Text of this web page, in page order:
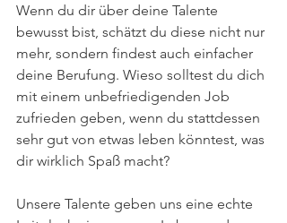
Wenn du dir über deine Talente
bewusst bist, schätzt du diese nicht nur
mehr, sondern findest auch einfacher
deine Berufung. Wieso solltest du dich
mit einem unbefriedigenden Job
zufrieden geben, wenn du stattdessen
sehr gut von etwas leben könntest, was
dir wirklich Spaß macht?
Unsere Talente geben uns eine echte